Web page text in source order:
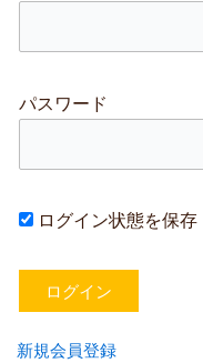
パスワード
ログイン状態を保存
新規会員登録